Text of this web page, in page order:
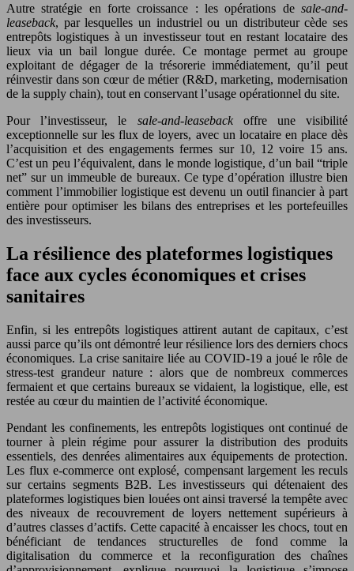
Autre stratégie en forte croissance : les opérations de sale-and-
leaseback, par lesquelles un industriel ou un distributeur cède ses
entrepôts logistiques à un investisseur tout en restant locataire des
lieux via un bail longue durée. Ce montage permet au groupe
exploitant de dégager de la trésorerie immédiatement, qu’il peut
réinvestir dans son cœur de métier (R&D, marketing, modernisation
de la supply chain), tout en conservant l’usage opérationnel du site.
Pour l’investisseur, le sale-and-leasebackoffre une visibilité
exceptionnelle sur les flux de loyers, avec un locataire en place dès
l’acquisition et des engagements fermes sur 10, 12 voire 15 ans.
C’est un peu l’équivalent, dans le monde logistique, d’un bail “triple
net” sur un immeuble de bureaux. Ce type d’opération illustre bien
comment l’immobilier logistique est devenu un outil financier à part
entière pour optimiser les bilans des entreprises et les portefeuilles
des investisseurs.
La résilience des plateformes logistiques
face aux cycles économiques et crises
sanitaires
Enfin, si les entrepôts logistiques attirent autant de capitaux, c’est
aussi parce qu’ils ont démontré leur résilience lors des derniers chocs
économiques. La crise sanitaire liée au COVID-19 a joué le rôle de
stress-test grandeur nature : alors que de nombreux commerces
fermaient et que certains bureaux se vidaient, la logistique, elle, est
restée au cœur du maintien de l’activité économique.
Pendant les confinements, les entrepôts logistiques ont continué de
tourner à plein régime pour assurer la distribution des produits
essentiels, des denrées alimentaires aux équipements de protection.
Les flux e-commerce ont explosé, compensant largement les reculs
sur certains segments B2B. Les investisseurs qui détenaient des
plateformes logistiques bien louées ont ainsi traversé la tempête avec
des niveaux de recouvrement de loyers nettement supérieurs à
d’autres classes d’actifs. Cette capacité à encaisser les chocs, tout en
bénéficiant de tendances structurelles de fond comme la
digitalisation du commerce et la reconfiguration des chaînes